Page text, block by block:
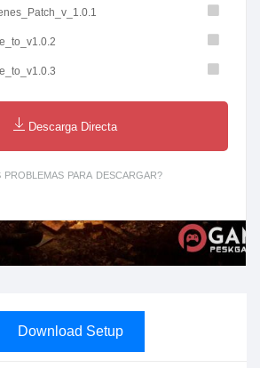
Download Setup
Descarga Directa
PARA DESCARGAR?